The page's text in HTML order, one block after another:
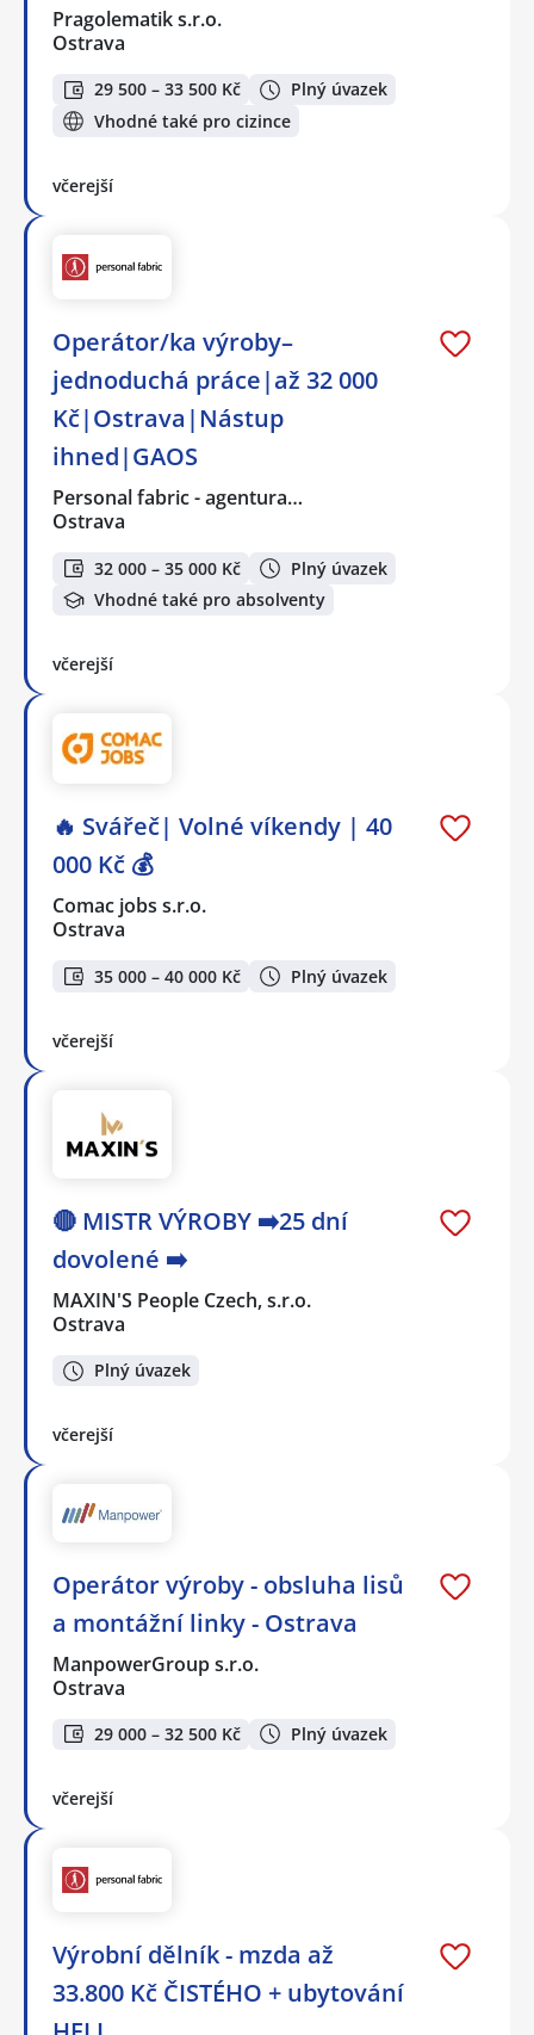
Pragolematik s.r.o.
Ostrava
29 500 – 33 500 Kč
Plný úvazek
Vhodné také pro cizince
včerejší
Operátor/ka výroby–
jednoduchá práce|až 32 000
Kč|Ostrava|Nástup
ihned|GAOS
Personal fabric - agentura…
Ostrava
32 000 – 35 000 Kč
Plný úvazek
Vhodné také pro absolventy
včerejší
🔥 Svářeč| Volné víkendy | 40
000 Kč 💰
Comac jobs s.r.o.
Ostrava
35 000 – 40 000 Kč Plný úvazek
včerejší
🔴 MISTR VÝROBY ➡️25 dní
dovolené ➡️
MAXIN'S People Czech, s.r.o.
Ostrava
Plný úvazek
včerejší
Operátor výroby - obsluha lisů
a montážní linky - Ostrava
ManpowerGroup s.r.o.
Ostrava
29 000 – 32 500 Kč Plný úvazek
včerejší
Výrobní dělník - mzda až
33.800 Kč ČISTÉHO + ubytování